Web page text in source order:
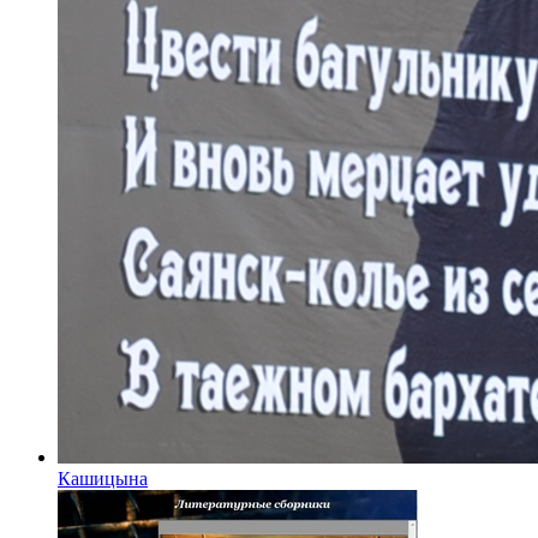
Кашицына